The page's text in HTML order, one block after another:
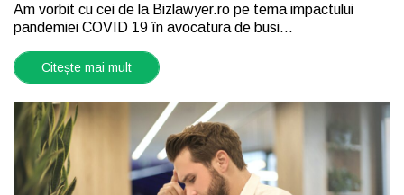
Am vorbit cu cei de la Bizlawyer.ro pe tema impactului
pandemiei COVID 19 în avocatura de busi...
Citește mai mult